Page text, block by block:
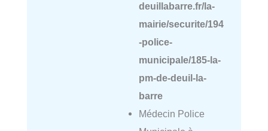
deuillabarre.fr/la-
mairie/securite/194
-police-
municipale/185-la-
pm-de-deuil-la-
barre
Médecin Police